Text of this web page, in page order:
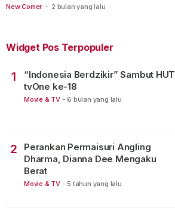
New Comer - 2 bulan yang lalu
Widget Pos Terpopuler
1
“Indonesia Berdzikir” Sambut HUT
tvOne ke-18
Movie & TV - 6 bulan yang lalu
2
Perankan Permaisuri Angling
Dharma, Dianna Dee Mengaku
Berat
Movie & TV - 5 tahun yang lalu